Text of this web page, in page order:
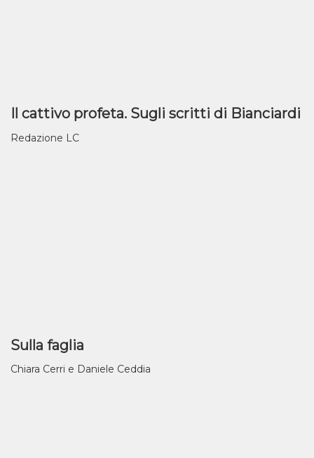
Il cattivo profeta. Sugli scritti di Bianciardi
Redazione LC
Sulla faglia
Chiara Cerri e Daniele Ceddia